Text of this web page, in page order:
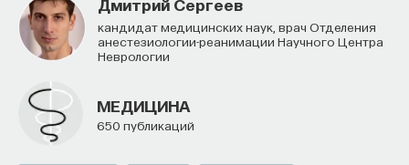
Дмитрий Сергеев
кандидат медицинских наук, врач Отделения
анестезиологии-реанимации Научного Центра
Неврологии
МЕДИЦИНА
650 публикаций